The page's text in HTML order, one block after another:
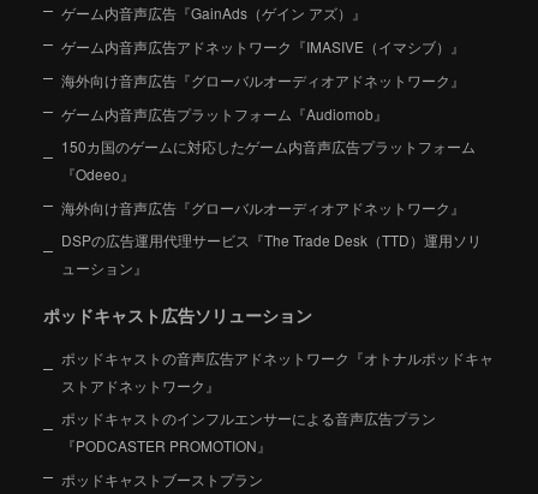
ゲーム内音声広告『GainAds（ゲイン アズ）』
ゲーム内音声広告アドネットワーク『IMASIVE（イマシブ）』
海外向け音声広告『グローバルオーディオアドネットワーク』
ゲーム内音声広告プラットフォーム『Audiomob』
150カ国のゲームに対応したゲーム内音声広告プラットフォーム
『Odeeo』
海外向け音声広告『グローバルオーディオアドネットワーク』
DSPの広告運用代理サービス『The Trade Desk（TTD）運用ソリ
ューション』
ポッドキャスト広告ソリューション
ポッドキャストの音声広告アドネットワーク『オトナルポッドキャ
ストアドネットワーク』
ポッドキャストのインフルエンサーによる音声広告プラン
『PODCASTER PROMOTION』
ポッドキャストブーストプラン